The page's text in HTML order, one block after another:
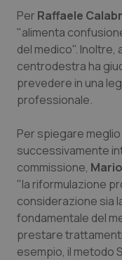
Veneto
Oncologia &
Psoriasi & pelle
Quotidiano
Quotidiano
Quotidiano
Quotidiano
Per Raffaele
"alimenta
del medico". Inoltre,
centrodestra ha
prevedere in una
professionale.
Per spiegare
successivamente
commissione,
"la riformulazione
considerazione sia
fondamentale del
prestare trattamenti
esempio, il metodo